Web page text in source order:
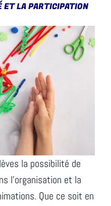
LA PARTICIPATION
la possibilité de
l'organisation et la
Que ce soit en